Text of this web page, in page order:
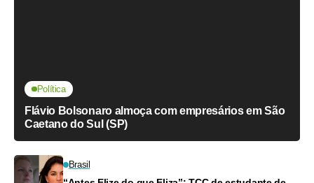
Política
Flávio Bolsonaro almoça com empresários em São
Caetano do Sul (SP)
Brasil